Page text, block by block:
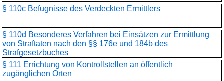
§ 110c Befugnisse des Verdeckten Ermittlers
§ 110d Besonderes Verfahren bei Einsätzen zur Ermittlung
von Straftaten nach den §§ 176e und 184b des
Strafgesetzbuches
§ 111 Errichtung von Kontrollstellen an öffentlich
zugänglichen Orten